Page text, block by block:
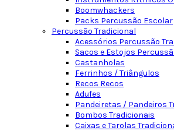
Boomwhackers
Packs Percussão Escolar
Percussão Tradicional
Acessórios Percussão
Sacos e Estojos
Castanholas
Ferrinhos / Triângulos
Recos Recos
Adufes
Pandeiretas / Pandeiros
Bombos Tradicionais
Caixas e Tarolas